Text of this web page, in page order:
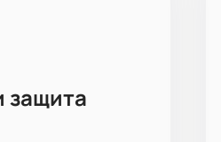
защита